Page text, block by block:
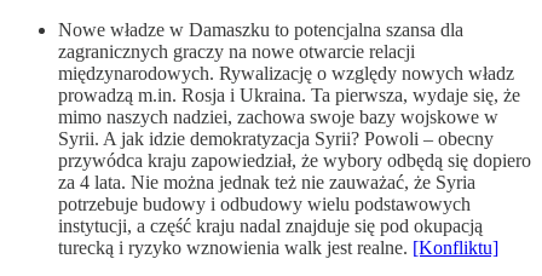
Nowe władze w Damaszku to potencjalna szansa dla
zagranicznych graczy na nowe otwarcie relacji
międzynarodowych. Rywalizację o względy nowych władz
prowadzą m.in. Rosja i Ukraina. Ta pierwsza, wydaje się, że
mimo naszych nadziei, zachowa swoje bazy wojskowe w
Syrii. A jak idzie demokratyzacja Syrii? Powoli – obecny
przywódca kraju zapowiedział, że wybory odbędą się dopiero
za 4 lata. Nie można jednak też nie zauważać, że Syria
potrzebuje budowy i odbudowy wielu podstawowych
instytucji, a część kraju nadal znajduje się pod okupacją
turecką i ryzyko wznowienia walk jest realne. [Konfliktu]